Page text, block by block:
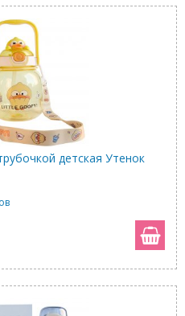
детская Утенок